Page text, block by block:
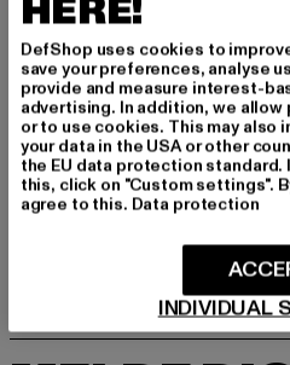
GRÖSSE & PASSFORM
PFLEGEHINWEISE
LIEFERUNG & RÜCKGABE
HERE!
DefShop uses cookies to
save your preferences, analyse
provide and measure interest-
advertising. In addition, we
or to use cookies. This may also
your data in the USA or other
the EU data protection standard.
this, click on "Custom settings".
agree to this. Data protection
INDIVIDUAL